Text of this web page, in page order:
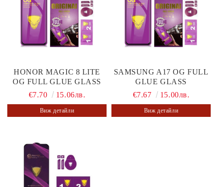
HONOR MAGIC 8 LITE
OG FULL GLUE GLASS
€7.70
15.06лв.
Виж детайли
SAMSUNG A17 OG FULL
GLUE GLASS
€7.67
15.00лв.
Виж детайли